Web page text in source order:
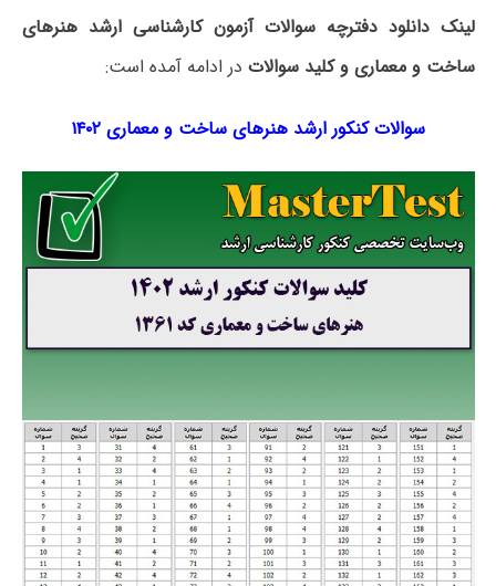
لینک دانلود دفترچه سوالات آزمون کارشناسی ارشد هنرهای
ساخت و معماری و کلید سوالات در ادامه آمده است:
سوالات کنکور ارشد هنرهای ساخت و معماری ۱۴۰۲